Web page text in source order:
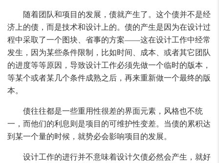
随着团队和项目的发展，债就产生了。这个债并不是经
济上的债，而是技术和设计上的。债的产生是因为在设计过
程中采取了一个图块、省事的方案——这在设计工作中经常
发生，因为某些条件限制，比如时间、成本、或者其它团队
的进度等等原因，导致设计工作必须先做一个临时的版本，
等某个或者某几个条件成熟之后，再来重新做一个最终的版
本。
债往往都是一些重用性很差的界面元素，风格也不统
一，而他们的利息则是项目的可维护性变差。当债的累积达
到某一个量的时候，就势必会影响项目的发展。
设计工作的进行并不意味着设计欠债必然会产生，就好